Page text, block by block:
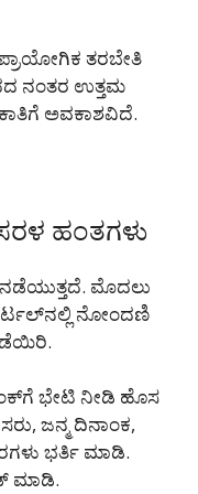
ಪ್ರಾಯೋಗಿಕ ತರಬೇತಿ
ನಂತರ ಉತ್ತಮ
ಅವಕಾಶವಿದೆ.
ಹಂತಗಳು
ಮೊದಲು
ನೋಂದಣಿ
ಭೇಟಿ ನೀಡಿ ಹೊಸ
ಜನ್ಮ ದಿನಾಂಕ,
ಭರ್ತಿ ಮಾಡಿ.
ಮಾಡಿ.